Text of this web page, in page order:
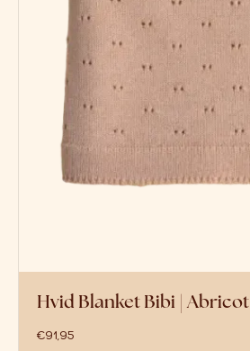
Hvid Blanket Bibi | Abricot
€91,95